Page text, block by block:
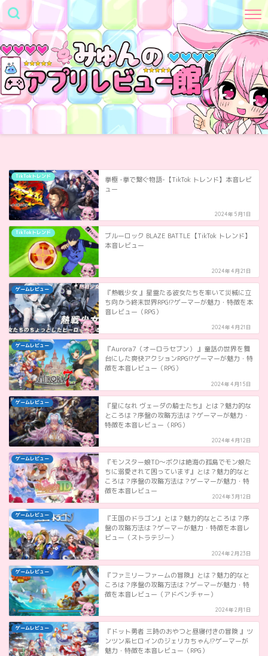
TikTokトレンド
拳極 -拳で繋ぐ物語-【TikTok トレンド】本音レビ
ュー
2024年5月1日
TikTokトレンド
ブルーロック BLAZE BATTLE【TikTok トレンド】
本音レビュー
2024年4月21日
ゲームレビュー
『熱戦少女 』星霊たる彼女たちを率いて災械に立
ち向かう終末世界RPG!?ゲーマーが魅力・特徴を本
音レビュー（RPG）
2024年4月21日
ゲームレビュー
『Aurora7（オーロラセブン） 』童話の世界を舞
台にした爽快アクションRPG!?ゲーマーが魅力・特
徴を本音レビュー（RPG）
2024年4月15日
ゲームレビュー
『星になれ ヴェーダの騎士たち』とは？魅力的な
ところは？序盤の攻略方法は？ゲーマーが魅力・
特徴を本音レビュー（RPG）
2024年4月12日
ゲームレビュー
『モンスター娘TD〜ボクは絶海の孤島でモン娘た
ちに溺愛されて困っています』とは？魅力的なと
ころは？序盤の攻略方法は？ゲーマーが魅力・特
徴を本音レビュー
2024年3月12日
ゲームレビュー
『王国のドラゴン』とは？魅力的なところは？序
盤の攻略方法は？ゲーマーが魅力・特徴を本音レ
ビュー（ストラテジー）
2024年2月23日
ゲームレビュー
『ファミリーファームの冒険』とは？魅力的なと
ころは？序盤の攻略方法は？ゲーマーが魅力・特
徴を本音レビュー（アドベンチャー）
2024年2月1日
ゲームレビュー
『ドット勇者 三時のおやつと昼寝付きの冒険 』ツ
ンツン系ヒロインのジェリカちゃん!?ゲーマーが
魅力・特徴を本音レビュー（RPG）